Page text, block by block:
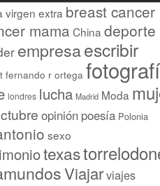
virgen extra breast cancer
mama China deporte
empresaescribir
fernando r ortega
londres lucha Madrid Moda
opinión poesía Polonia
sexo
texas
Viajarviajes